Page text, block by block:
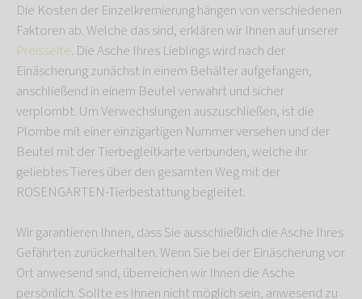
Die Kosten der Einzelkremierung hängen von verschiedenen
Faktoren ab. Welche das sind, erklären wir Ihnen auf unserer
Preisseite. Die Asche Ihres Lieblings wird nach der
Einäscherung zunächst in einem Behälter aufgefangen,
anschließend in einem Beutel verwahrt und sicher
verplombt. Um Verwechslungen auszuschließen, ist die
Plombe mit einer einzigartigen Nummer versehen und der
Beutel mit der Tierbegleitkarte verbunden, welche ihr
geliebtes Tieres über den gesamten Weg mit der
ROSENGARTEN-Tierbestattung begleitet.
Wir garantieren Ihnen, dass Sie ausschließlich die Asche Ihres
Gefährten zurückerhalten. Wenn Sie bei der Einäscherung vor
Ort anwesend sind, überreichen wir Ihnen die Asche
persönlich. Sollte es Ihnen nicht möglich sein, anwesend zu